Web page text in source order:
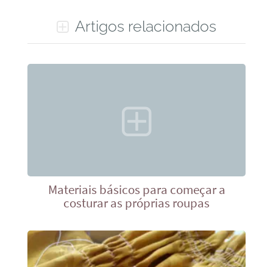
Artigos relacionados
Materiais básicos para começar a
costurar as próprias roupas